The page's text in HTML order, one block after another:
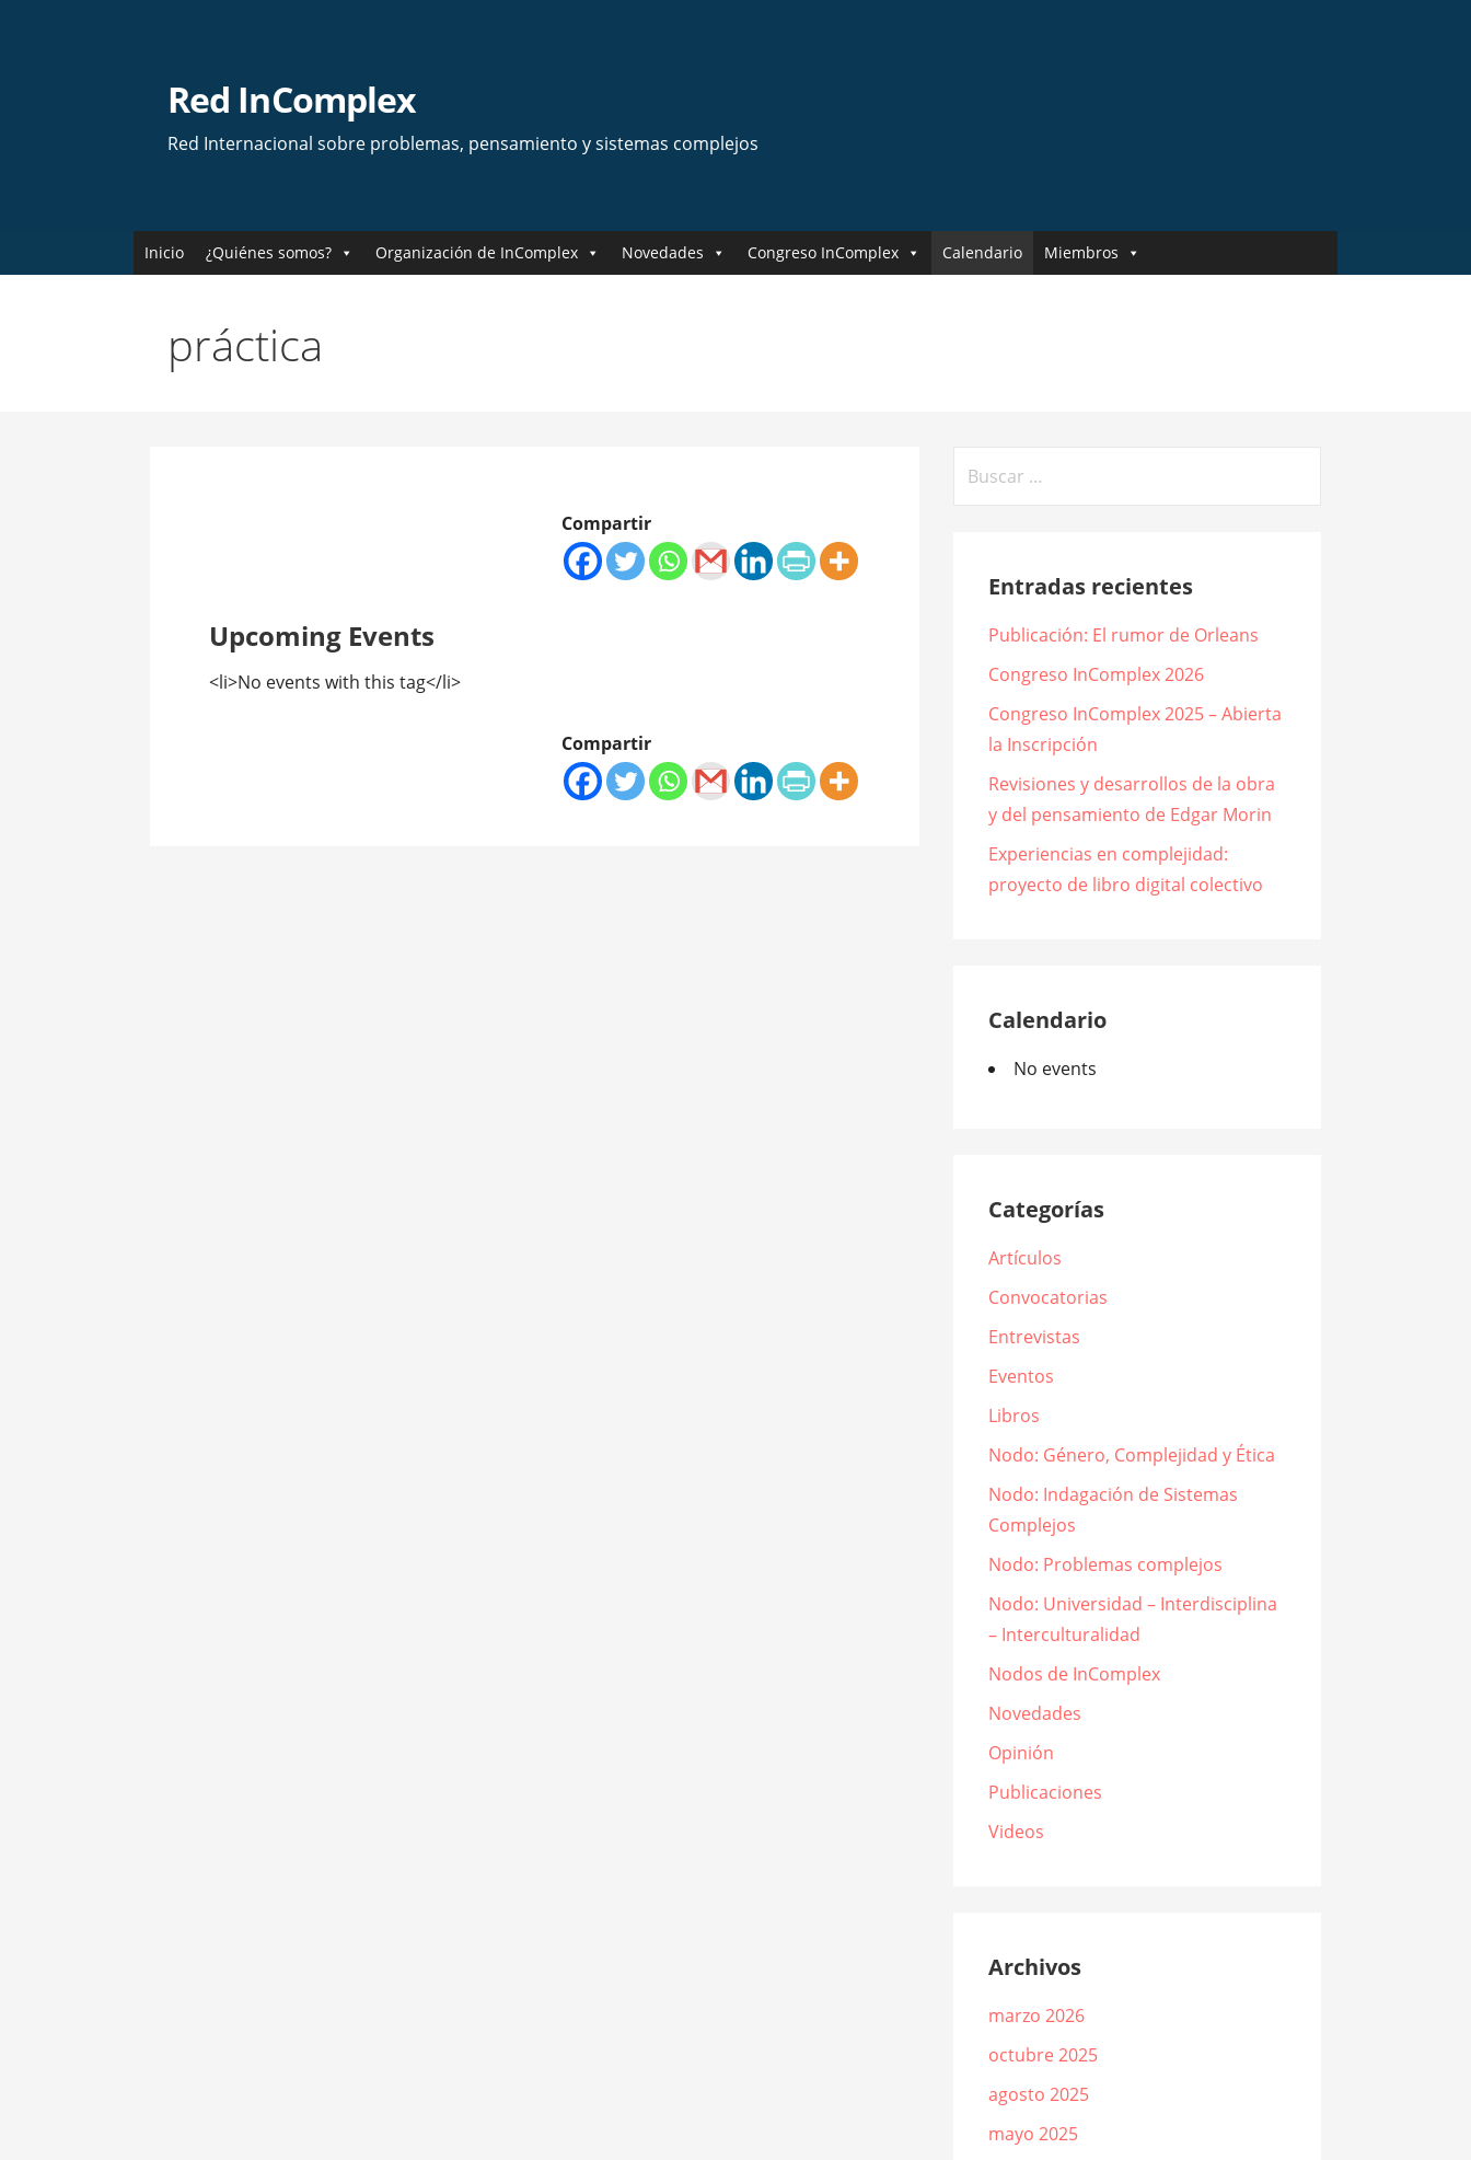
Red InComplex
Red Internacional sobre problemas, pensamiento y sistemas complejos
Inicio ¿Quiénes somos? Organización de InComplex Novedades Congreso InComplex Calendario Miembros
práctica
Compartir
Upcoming Events
<li>No events with this tag</li>
Compartir
Entradas recientes
Publicación: El rumor de Orleans
Congreso InComplex 2026
Congreso InComplex 2025 – Abierta
la Inscripción
Revisiones y desarrollos de la obra
y del pensamiento de Edgar Morin
Experiencias en complejidad:
proyecto de libro digital colectivo
Calendario
No events
Categorías
Artículos
Convocatorias
Entrevistas
Eventos
Libros
Nodo: Género, Complejidad y Ética
Nodo: Indagación de Sistemas
Complejos
Nodo: Problemas complejos
Nodo: Universidad – Interdisciplina
– Interculturalidad
Nodos de InComplex
Novedades
Opinión
Publicaciones
Videos
Archivos
marzo 2026
octubre 2025
agosto 2025
mayo 2025